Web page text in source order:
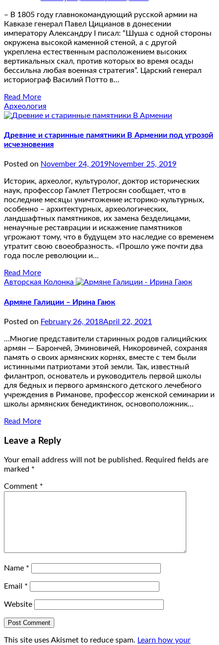
– В 1805 году главнокомандующий русской армии на
Кавказе генерал Павел Цицианов в донесении
императору Александру I писал: “Шуша с одной стороны
окружена высокой каменной стеной, а с другой
укреплена естественным расположением высоких
вертикальных скал, против которых во время осады
бессильна любая военная стратегия”. Царский генерал
историограф Василий Потто в…
Read More
Археология
Древние и старинные памятники В Армении под угрозой
исчезновения
Posted on November 24, 2019November 25, 2019
Историк, археолог, культуролог, доктор исторических
наук, профессор Гамлет Петросян сообщает, что в
последние месяцы уничтожение историко-культурных,
особенно – архитектурных, археологических,
ландшафтных памятников, их замена безделицами,
ненаучные реставрации и искажение памятников
угрожают тому, что в будущем это наследие со временем
утратит свою своеобразность. «Прошло уже почти два
года после революции и…
Read More
Авторская Колонка
Армяне Галиции – Ирина Гаюк
Posted on February 26, 2018April 22, 2021
…Многие представители старинных родов галицийских
армян — Барончей, Эминовичей, Никоровичей, сохраняя
память о своих армянских корнях, вместе с тем были
истинными патриотами этой земли. Так, известный
филантроп, основатель и руководитель первой школы
для бедных и первого армянского детского лечебного
учреждения в Риманове, профессор женской семинарии и
школы армянских бенедиктинок, основоположник…
Read More
Leave a Reply
Your email address will not be published. Required fields are
marked *
Comment *
Name *
Email *
Website
This site uses Akismet to reduce spam. Learn how your